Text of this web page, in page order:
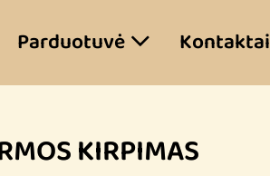
Parduotuvė Kontaktai
KIRPIMAS